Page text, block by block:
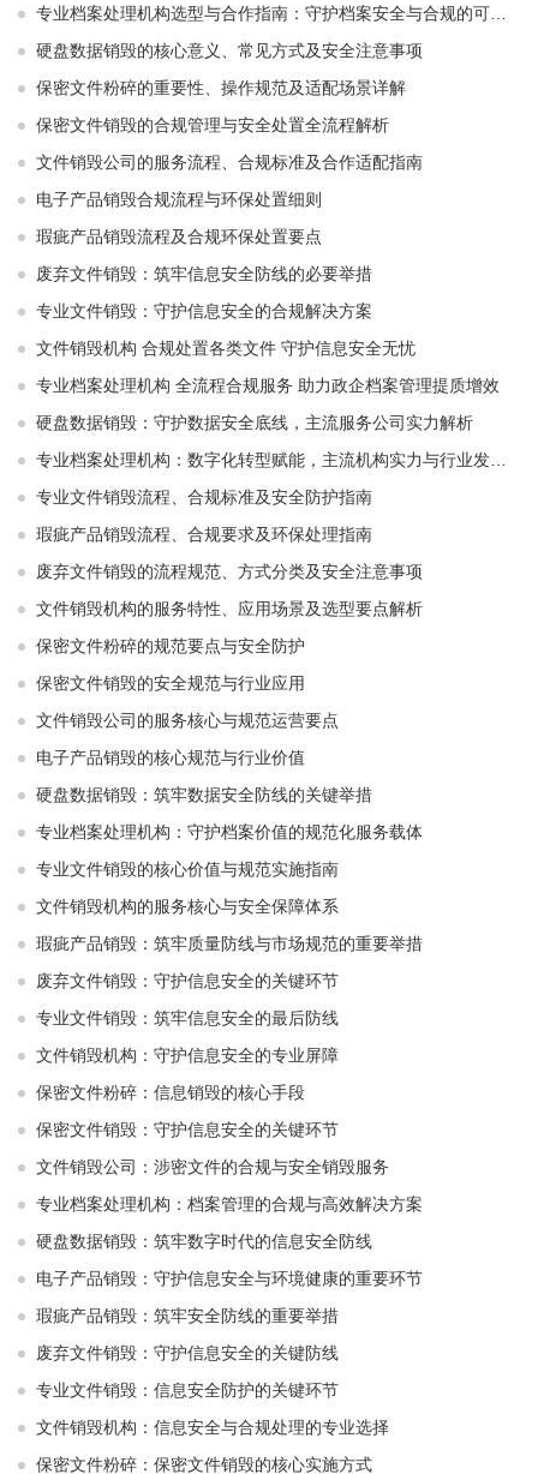
专业档案处理机构选型与合作指南：守护档案安全与合规的可靠伙伴
硬盘数据销毁的核心意义、常见方式及安全注意事项
保密文件粉碎的重要性、操作规范及适配场景详解
保密文件销毁的合规管理与安全处置全流程解析
文件销毁公司的服务流程、合规标准及合作适配指南
电子产品销毁合规流程与环保处置细则
瑕疵产品销毁流程及合规环保处置要点
废弃文件销毁：筑牢信息安全防线的必要举措
专业文件销毁：守护信息安全的合规解决方案
文件销毁机构 合规处置各类文件 守护信息安全无忧
专业档案处理机构 全流程合规服务 助力政企档案管理提质增效
硬盘数据销毁：守护数据安全底线，主流服务公司实力解析
专业档案处理机构：数字化转型赋能，主流机构实力与行业发展解析
专业文件销毁流程、合规标准及安全防护指南
瑕疵产品销毁流程、合规要求及环保处理指南
废弃文件销毁的流程规范、方式分类及安全注意事项
文件销毁机构的服务特性、应用场景及选型要点解析
保密文件粉碎的规范要点与安全防护
保密文件销毁的安全规范与行业应用
文件销毁公司的服务核心与规范运营要点
电子产品销毁的核心规范与行业价值
硬盘数据销毁：筑牢数据安全防线的关键举措
专业档案处理机构：守护档案价值的规范化服务载体
专业文件销毁的核心价值与规范实施指南
文件销毁机构的服务核心与安全保障体系
瑕疵产品销毁：筑牢质量防线与市场规范的重要举措
废弃文件销毁：守护信息安全的关键环节
专业文件销毁：筑牢信息安全的最后防线
文件销毁机构：守护信息安全的专业屏障
保密文件粉碎：信息销毁的核心手段
保密文件销毁：守护信息安全的关键环节
文件销毁公司：涉密文件的合规与安全销毁服务
专业档案处理机构：档案管理的合规与高效解决方案
硬盘数据销毁：筑牢数字时代的信息安全防线
电子产品销毁：守护信息安全与环境健康的重要环节
瑕疵产品销毁：筑牢安全防线的重要举措
废弃文件销毁：守护信息安全的关键防线
专业文件销毁：信息安全防护的关键环节
文件销毁机构：信息安全与合规处理的专业选择
保密文件粉碎：保密文件销毁的核心实施方式